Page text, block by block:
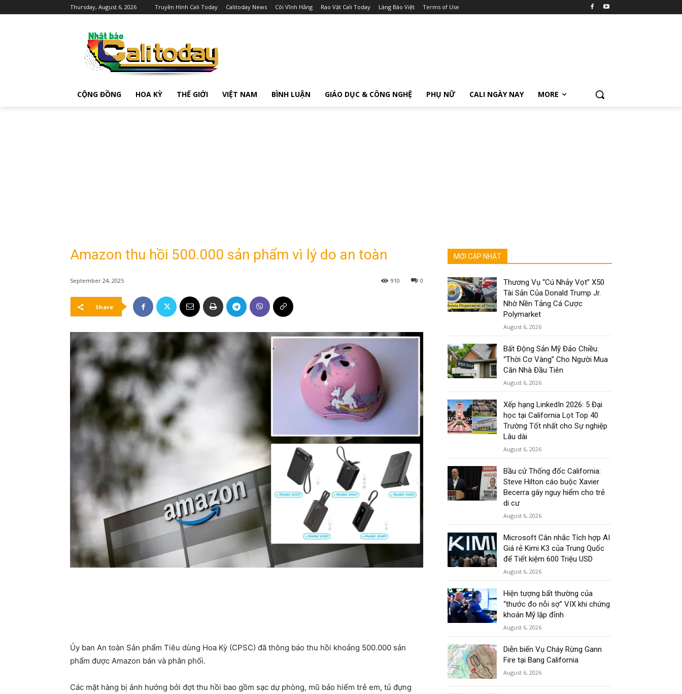
Thursday, August 6, 2026 Truyền Hình Cali Today Calitoday News Cõi Vĩnh Hằng Rao Vặt Cali Today Làng Báo Việt Terms of Use
CỘNG ĐỒNG HOA KỲ THẾ GIỚI VIỆT NAM BÌNH LUẬN GIÁO DỤC & CÔNG NGHỆ PHỤ NỮ CALI NGÀY NAY MORE
Amazon thu hồi 500.000 sản phẩm vì lý do an toàn
September 24, 2025 0
910
Share
Ủy ban An toàn Sản phẩm Tiêu dùng Hoa Kỳ (CPSC) đã thông báo thu hồi khoảng 500.000 sản
phẩm được Amazon bán và phân phối.
Các mặt hàng bị ảnh hưởng bởi đợt thu hồi bao gồm sạc dự phòng, mũ bảo hiểm trẻ em, tủ đựng
MỚI CẬP NHẬT
Thương Vụ “Cú Nhảy Vọt” X50
Tài Sản Của Donald Trump Jr.
Nhờ Nền Tảng Cá Cược
Polymarket
August 6, 2026
Bất Động Sản Mỹ Đảo Chiều:
“Thời Cơ Vàng” Cho Người Mua
Căn Nhà Đầu Tiên
August 6, 2026
Xếp hạng LinkedIn 2026: 5 Đại
học tại California Lọt Top 40
Trường Tốt nhất cho Sự nghiệp
Lâu dài
August 6, 2026
Bầu cử Thống đốc California:
Steve Hilton cáo buộc Xavier
Becerra gây nguy hiểm cho trẻ
di cư
August 6, 2026
Microsoft Cân nhắc Tích hợp AI
Giá rẻ Kimi K3 của Trung Quốc
để Tiết kiệm 600 Triệu USD
August 6, 2026
Hiện tượng bất thường của
“thước đo nỗi sợ” VIX khi chứng
khoán Mỹ lập đỉnh
August 6, 2026
Diễn biến Vụ Cháy Rừng Gann
Fire tại Bang California
August 6, 2026